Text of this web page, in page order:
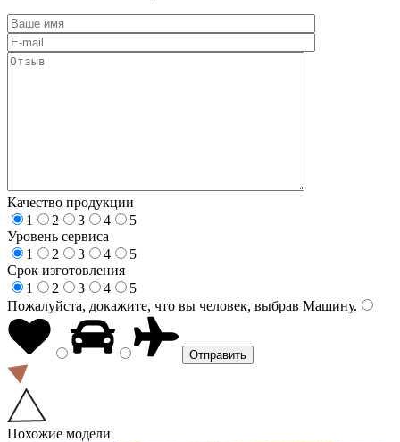
Качество продукции
1
2 3 4
5
Уровень сервиса
1
2 3 4
5
Срок изготовления
1
2 3 4
5
Пожалуйста, докажите, что вы человек, выбрав Машину.
Похожие модели